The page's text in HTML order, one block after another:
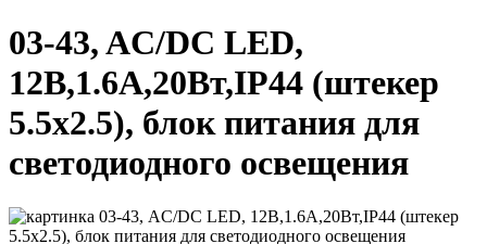
03-43, AC/DC LED,
12В,1.6A,20Вт,IP44 (штекер
5.5х2.5), блок питания для
светодиодного освещения